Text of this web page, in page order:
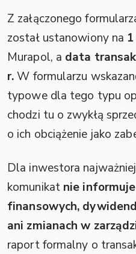
Z załączonego
został ustanowiony na
Murapol, a data
r.W formularzu
typowe dla tego typu
chodzi tu o zwykłą
o ich obciążenie jako
Dla inwestora
komunikat nie
finansowych,
ani zmianach w
raport formalny o